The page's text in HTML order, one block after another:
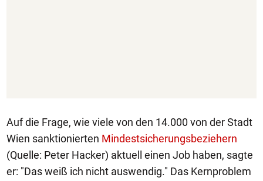
Auf die Frage, wie viele von den 14.000 von der Stadt
Wien sanktionierten Mindestsicherungsbeziehern
(Quelle: Peter Hacker) aktuell einen Job haben, sagte
er: "Das weiß ich nicht auswendig." Das Kernproblem